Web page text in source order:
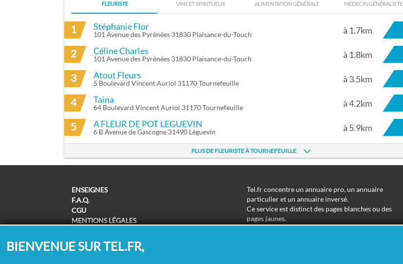
ITINÉRAIRE VERS BOINARIZIKI DAHLEB À TOURNEFEUILLE
FLEURISTE VINS ET SPIRITUEUX ALIMENTATION GÉNÉRALE MÉDECIN GÉNÉRALISTE
1 Stéphanie Flor
101 Avenue des Pyrénées 31830 Plaisance-du-Touch à 1.7km
2 Céline Charles
101 Avenue des Pyrénées 31830 Plaisance-du-Touch à 1.8km
3 Atout Fleurs
5 Boulevard Vincent Auriol 31170 Tournefeuille à 3.5km
4 Taina
64 Boulevard Vincent Auriol 31170 Tournefeuille à 4.2km
5 A FLEUR DE POT LEGUEVIN
6 B Avenue de Gascogne 31490 Léguevin à 5.9km
PLUS DE FLEURISTE À TOURNEFEUILLE
ENSEIGNES
F.A.Q.
CGU
MENTIONS LÉGALES
POLITIQUE DE COOKIES
MODIFIER MES CHOIX COOKIES
Tel.fr concentre un annuaire pro, un annuaire
particulier et un annuaire inversé.
Ce service est distinct des pages blanches ou des
pages jaunes.
Les informations utilisées peuvent donc varier en
BIENVENUE SUR TEL.FR,